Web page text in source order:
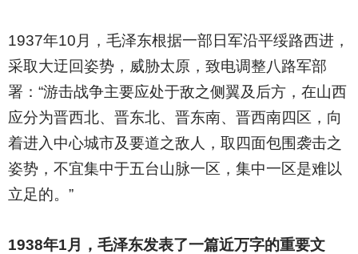
1937年10月，毛泽东根据一部日军沿平绥路西进，
采取大迂回姿势，威胁太原，致电调整八路军部
署：“游击战争主要应处于敌之侧翼及后方，在山西
应分为晋西北、晋东北、晋东南、晋西南四区，向
着进入中心城市及要道之敌人，取四面包围袭击之
姿势，不宜集中于五台山脉一区，集中一区是难以
立足的。”
1938年1月，毛泽东发表了一篇近万字的重要文